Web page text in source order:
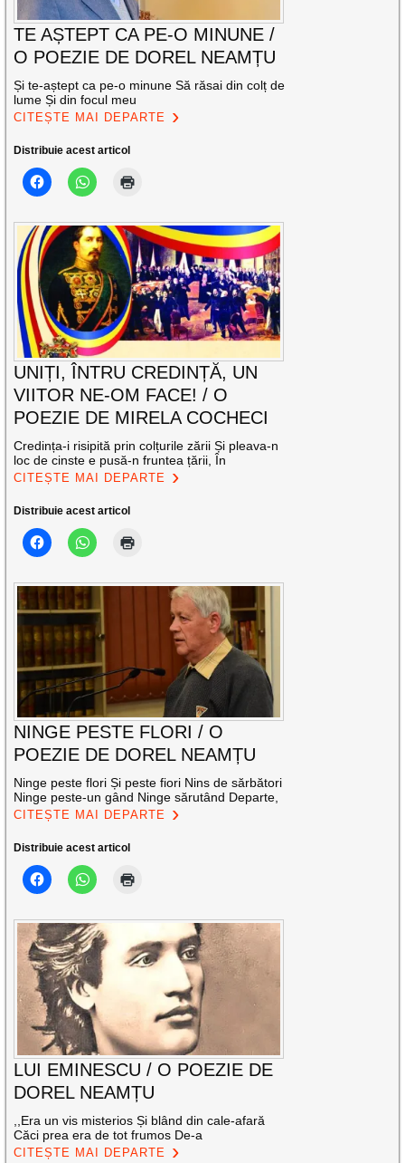
TE AȘTEPT CA PE-O MINUNE /
O POEZIE DE DOREL NEAMȚU
Și te-aștept ca pe-o minune Să răsai din colț de
lume Și din focul meu
CITEȘTE MAI DEPARTE
Distribuie acest articol
UNIȚI, ÎNTRU CREDINȚĂ, UN
VIITOR NE-OM FACE! / O
POEZIE DE MIRELA COCHECI
Credința-i risipită prin colțurile zării Și pleava-n
loc de cinste e pusă-n fruntea țării, În
CITEȘTE MAI DEPARTE
Distribuie acest articol
NINGE PESTE FLORI / O
POEZIE DE DOREL NEAMȚU
Ninge peste flori Și peste fiori Nins de sărbători
Ninge peste-un gând Ninge sărutând Departe,
CITEȘTE MAI DEPARTE
Distribuie acest articol
LUI EMINESCU / O POEZIE DE
DOREL NEAMȚU
,,Era un vis misterios Și blând din cale-afară
Căci prea era de tot frumos De-a
CITEȘTE MAI DEPARTE